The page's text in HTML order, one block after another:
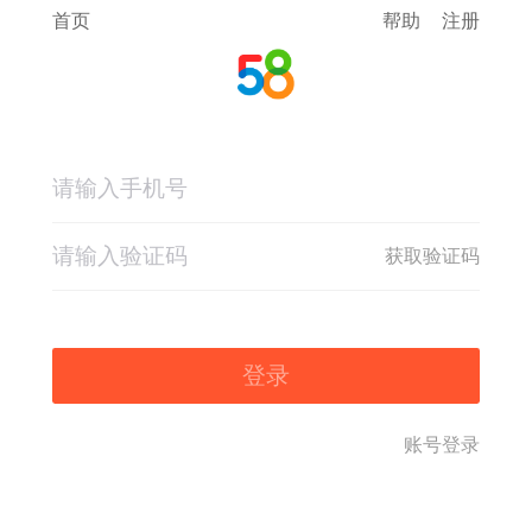
首页 帮助 注册
获取验证码
登录
账号登录